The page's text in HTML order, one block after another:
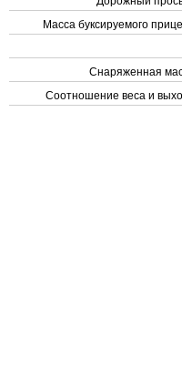
Масса буксируемого
Снаряженная
Соотношение веса и